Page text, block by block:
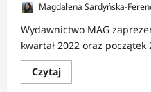
Magdalena Sardyńska-
Wydawnictwo MAG
kwartał 2022 oraz początek
CzytajDowiedz
się